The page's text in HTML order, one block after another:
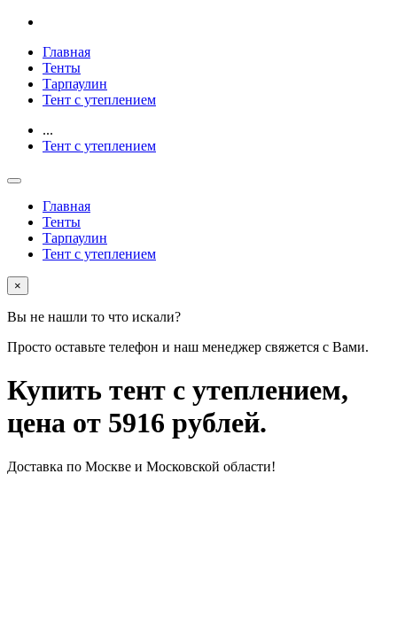
Главная
Тенты
Тарпаулин
Тент с утеплением
...
Тент с утеплением
Главная
Тенты
Тарпаулин
Тент с утеплением
×
Вы не нашли то что искали?
Просто оставьте телефон и наш менеджер свяжется с Вами.
Купить тент с утеплением,
цена от 5916 рублей.
Доставка по Москве и Московской области!